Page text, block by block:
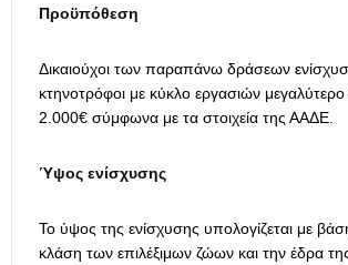
Προϋπόθεση
Δικαιούχοι των παραπάνω δράσεων
κτηνοτρόφοι με κύκλο εργασιών
2.000€ σύμφωνα με τα στοιχεία της ΑΑΔΕ.
Ύψος ενίσχυσης
Το ύψος της ενίσχυσης υπολογίζεται με
κλάση των επιλέξιμων ζώων και την έδρα